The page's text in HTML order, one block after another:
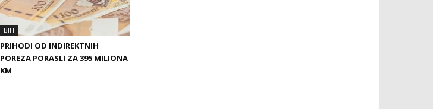
BIH
PRIHODI OD INDIREKTNIH
POREZA PORASLI ZA 395 MILIONA
KM